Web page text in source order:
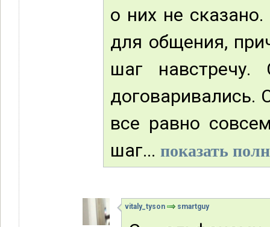
о них не сказано.
для общения,
шаг
договаривались.
все равно
шаг... показать
vitaly_tyson smartguy